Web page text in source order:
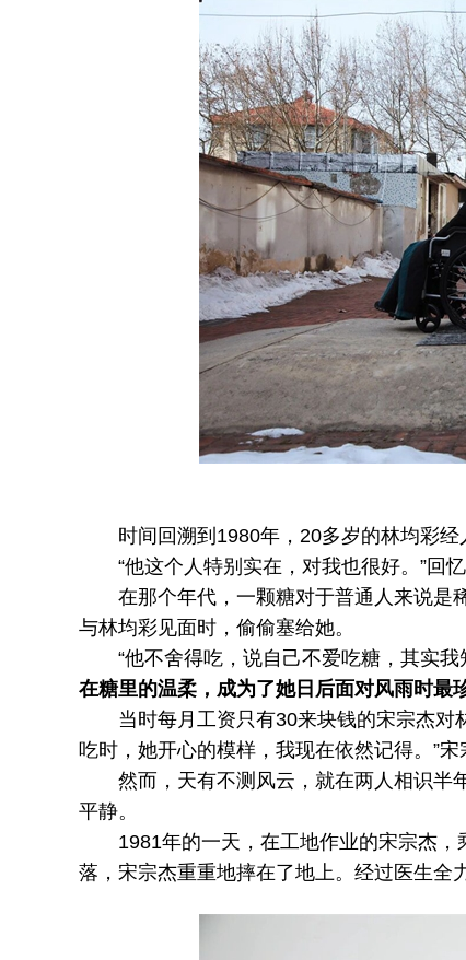
时间回溯到1980年，20多岁的林均彩经
“他这个人特别实在，对我也很好。”回忆
在那个年代，一颗糖对于普通人来说是稀
与林均彩见面时，偷偷塞给她。
“他不舍得吃，说自己不爱吃糖，其实我
在糖里的温柔，成为了她日后面对风雨时最
当时每月工资只有30来块钱的宋宗杰对
吃时，她开心的模样，我现在依然记得。”宋
然而，天有不测风云，就在两人相识半
平静。
1981年的一天，在工地作业的宋宗杰，
落，宋宗杰重重地摔在了地上。经过医生全